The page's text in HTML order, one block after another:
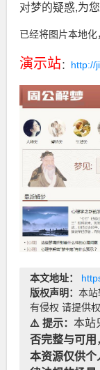
对梦的疑惑,为
已经将图片本地
演示站： http://
本文地址：
版权声明： 本站
有侵权 请提供
⚠️ 提示： 本站
否完整与可用
本资源仅供个